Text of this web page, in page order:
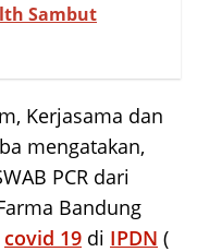
Sambut
Kerjasama dan
mengatakan,
PCR dari
Bandung
covid 19 di IPDN (